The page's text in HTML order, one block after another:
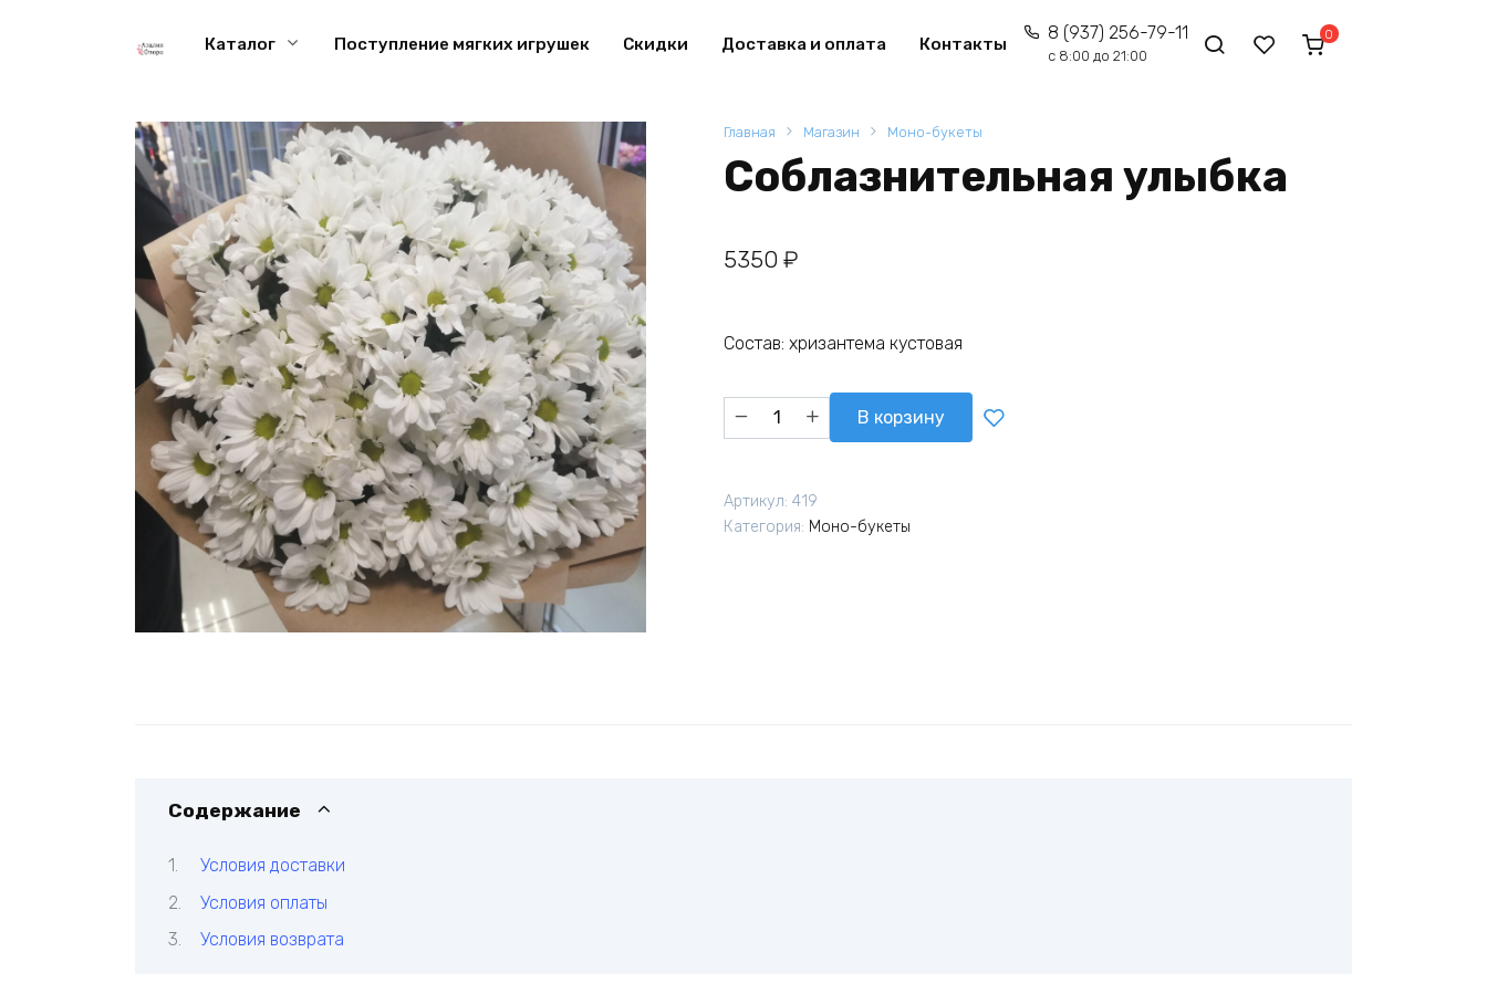
Каталог Поступление мягких игрушек Скидки Доставка и оплата Контакты
8 (937) 256-79-11
с 8:00 до 21:00
0
Главная Магазин Моно-букеты
Соблазнительная улыбка
5350 ₽
Состав: хризантема кустовая
Количество
товара
В корзину
Артикул: 419
Категория: Моно-букеты
Содержание
Условия доставки
Условия оплаты
Условия возврата